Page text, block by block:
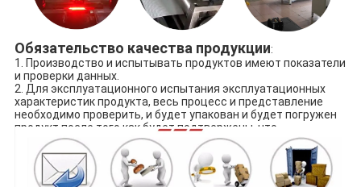
Обязательство качества продукции:
1. Производство и испытывать продуктов имеют показатели
и проверки данных.
2. Для эксплуатационного испытания эксплуатационных
характеристик продукта, весь процесс и представление
необходимо проверить, и будет упакован и будет погружен
продукт после того как будет подтвержены, что
квалифицировано.